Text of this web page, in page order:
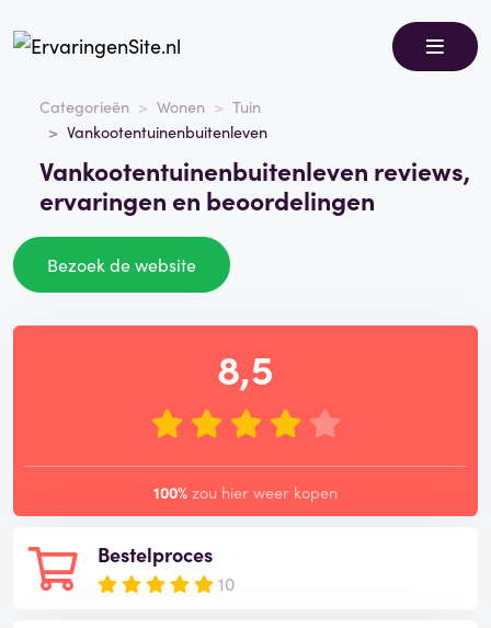
Categorieën Wonen
Tuin
Vankootentuinenbuitenleven
Vankootentuinenbuitenleven reviews,
ervaringen en beoordelingen
Bezoek de website
Bestelproces
10
8,5
100% zou hier weer kopen